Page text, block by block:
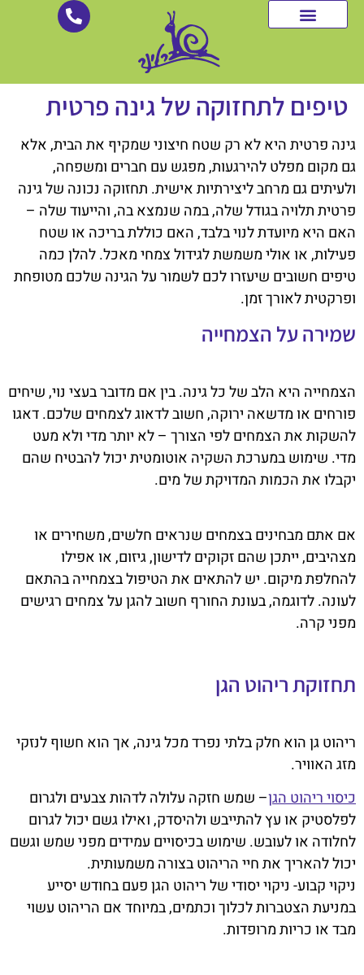
טיפים לתחזוקה של גינה פרטית
גינה פרטית היא לא רק שטח חיצוני שמקיף את הבית, אלא
גם מקום מפלט להירגעות, מפגש עם חברים ומשפחה,
ולעיתים גם מרחב ליצירתיות אישית. תחזוקה נכונה של גינה
פרטית תלויה בגודל שלה, במה שנמצא בה, והייעוד שלה –
האם היא מיועדת לנוי בלבד, האם כוללת בריכה או שטח
פעילות, או אולי משמשת לגידול צמחי מאכל. להלן כמה
טיפים חשובים שיעזרו לכם לשמור על הגינה שלכם מטופחת
ופרקטית לאורך זמן.
שמירה על הצמחייה
הצמחייה היא הלב של כל גינה. בין אם מדובר בעצי נוי, שיחים
פורחים או מדשאה ירוקה, חשוב לדאוג לצמחים שלכם. דאגו
להשקות את הצמחים לפי הצורך – לא יותר מדי ולא מעט
מדי. שימוש במערכת השקיה אוטומטית יכול להבטיח שהם
יקבלו את הכמות המדויקת של מים.
אם אתם מבחינים בצמחים שנראים חלשים, משחירים או
מצהיבים, ייתכן שהם זקוקים לדישון, גיזום, או אפילו
להחלפת מיקום. יש להתאים את הטיפול בצמחייה בהתאם
לעונה. לדוגמה, בעונת החורף חשוב להגן על צמחים רגישים
מפני קרה.
תחזוקת ריהוט הגן
ריהוט גן הוא חלק בלתי נפרד מכל גינה, אך הוא חשוף לנזקי
מזג האוויר.
כיסוי ריהוט הגן– שמש חזקה עלולה לדהות צבעים ולגרום
לפלסטיק או עץ להתייבש ולהיסדק, ואילו גשם יכול לגרום
לחלודה או לעובש. שימוש בכיסויים עמידים מפני שמש וגשם
יכול להאריך את חיי הריהוט בצורה משמעותית.
ניקוי קבוע- ניקוי יסודי של ריהוט הגן פעם בחודש יסייע
במניעת הצטברות לכלוך וכתמים, במיוחד אם הריהוט עשוי
מבד או כריות מרופדות.